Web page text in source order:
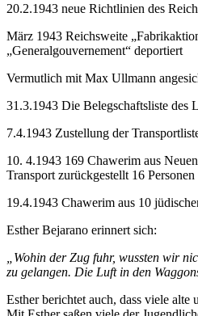
20.2.1943 neue Richtlinien des
März 1943 Reichsweite
„Generalgouvernement“ deportiert
Vermutlich mit Max Ullmann
31.3.1943 Die Belegschaftsliste des
7.4.1943 Zustellung der
10. 4.1943 169 Chawerim aus
Transport zurückgestellt 16
19.4.1943 Chawerim aus 10
Esther Bejarano erinnert sich:
„Wohin der Zug fuhr, wussten wir
zu gelangen. Die Luft in den
Esther berichtet auch, dass viele